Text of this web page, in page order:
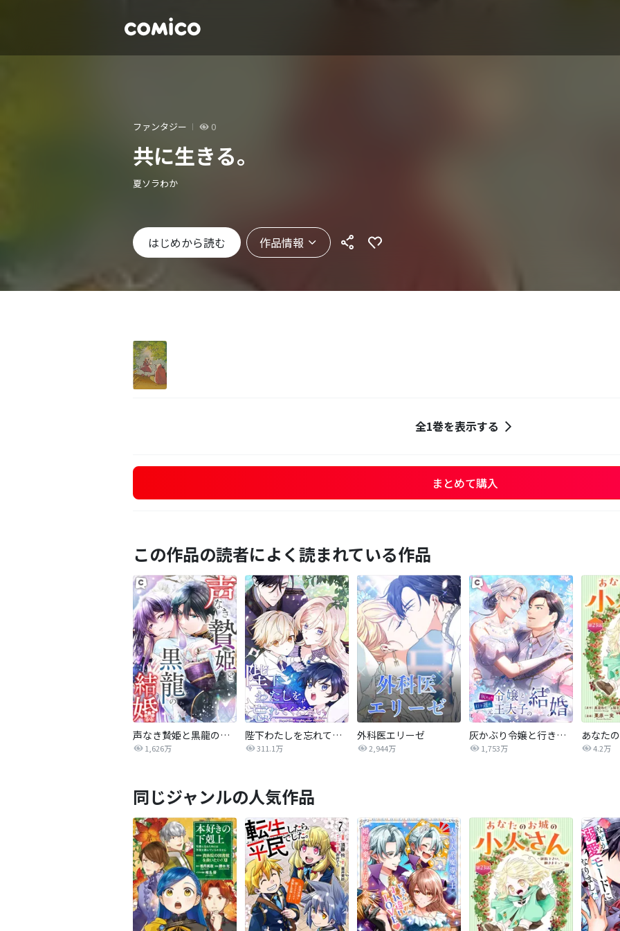
ファンタジー 0
共に生きる。
夏ソラわか
はじめから読む 作品情報
全1巻を表示する
まとめて購入
この作品の読者によく読まれている作品
声なき贄姫と黒龍の結婚
1,626万
陛下わたしを忘れてください
311.1万
外科医エリーゼ
2,944万
灰かぶり令嬢と行き遅れ元王太子の結婚
1,753万 4.2万
同じジャンルの人気作品